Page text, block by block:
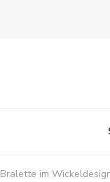
Bralette im